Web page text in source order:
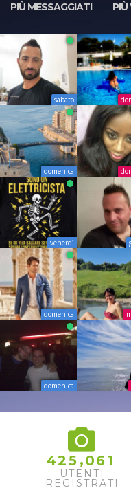
PIÙ MESSAGGIATI
sabato
domenica
venerdì
domenica
domenica
425 ,061
UTENTI
REGISTRATI